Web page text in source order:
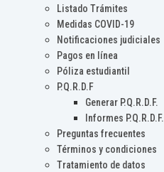
Listado Trámites
Medidas COVID-19
Notificaciones judiciales
Pagos en línea
Póliza estudiantil
P.Q.R.D.F
Generar P.Q.R.D.F.
Informes P.Q.R.D.F.
Preguntas frecuentes
Términos y condiciones
Tratamiento de datos